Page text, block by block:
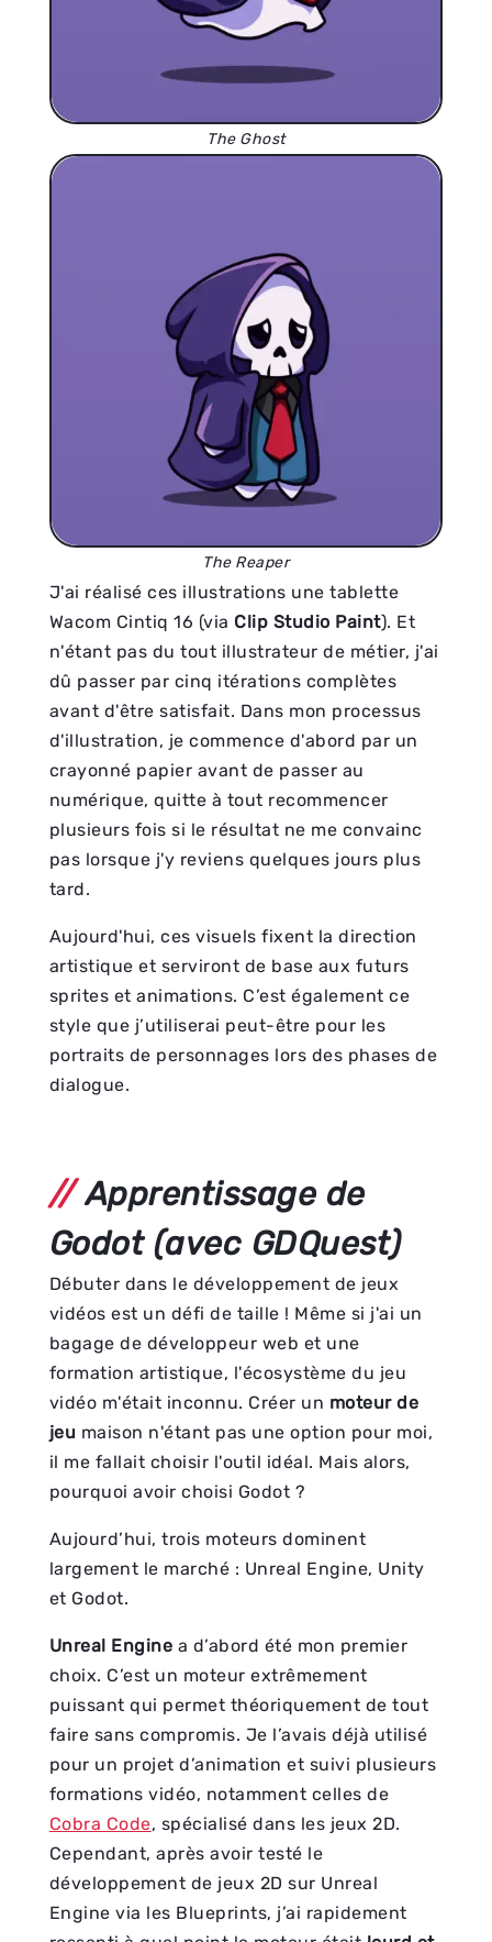
The Ghost
The Reaper
J'ai réalisé ces illustrations une tablette
Wacom Cintiq 16 (via Clip Studio Paint). Et
n'étant pas du tout illustrateur de métier, j'ai
dû passer par cinq itérations complètes
avant d'être satisfait. Dans mon processus
d'illustration, je commence d'abord par un
crayonné papier avant de passer au
numérique, quitte à tout recommencer
plusieurs fois si le résultat ne me convainc
pas lorsque j'y reviens quelques jours plus
tard.
Aujourd'hui, ces visuels fixent la direction
artistique et serviront de base aux futurs
sprites et animations. C’est également ce
style que j’utiliserai peut-être pour les
portraits de personnages lors des phases de
dialogue.
Apprentissage de
Godot (avec GDQuest)
Débuter dans le développement de jeux
vidéos est un défi de taille ! Même si j'ai un
bagage de développeur web et une
formation artistique, l'écosystème du jeu
vidéo m'était inconnu. Créer un moteur de
jeu maison n'étant pas une option pour moi,
il me fallait choisir l'outil idéal. Mais alors,
pourquoi avoir choisi Godot ?
Aujourd’hui, trois moteurs dominent
largement le marché : Unreal Engine, Unity
et Godot.
Unreal Engine a d’abord été mon premier
choix. C’est un moteur extrêmement
puissant qui permet théoriquement de tout
faire sans compromis. Je l’avais déjà utilisé
pour un projet d’animation et suivi plusieurs
formations vidéo, notamment celles de
Cobra Code, spécialisé dans les jeux 2D.
Cependant, après avoir testé le
développement de jeux 2D sur Unreal
Engine via les Blueprints, j’ai rapidement